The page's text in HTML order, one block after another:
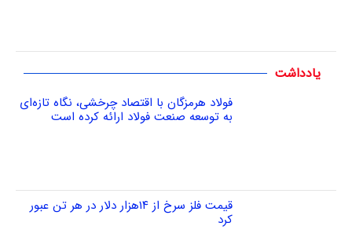
یادداشت
فولاد هرمزگان با اقتصاد چرخشی، نگاه تازه‌ای
به توسعه صنعت فولاد ارائه کرده است
قیمت فلز سرخ از ۱۴هزار دلار در هر تن عبور
کرد